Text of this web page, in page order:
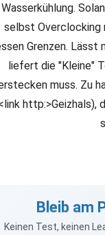
Wasserkühlung.
selbst Overclocking
Grenzen. Lässt
liefert die "Kleine"
muss. Zu
http:>Geizhals),
Bleib am
Keinen Test, keinen